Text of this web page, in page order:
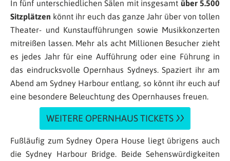
In fünf unterschiedlichen Sälen mit insgesamt über 5.500
Sitzplätzen könnt ihr euch das ganze Jahr über von tollen
Theater- und Kunstaufführungen sowie Musikkonzerten
mitreißen lassen. Mehr als acht Millionen Besucher zieht
es jedes Jahr für eine Aufführung oder eine Führung in
das eindrucksvolle Opernhaus Sydneys. Spaziert ihr am
Abend am Sydney Harbour entlang, so könnt ihr euch auf
eine besondere Beleuchtung des Opernhauses freuen.
WEITERE OPERNHAUS TICKETS
Fußläufig zum Sydney Opera House liegt übrigens auch
die Sydney Harbour Bridge. Beide Sehenswürdigkeiten